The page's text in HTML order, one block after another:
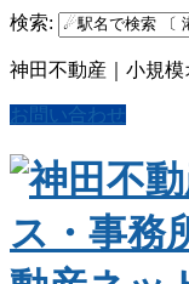
検索:
神田不動産｜小規
お問い合わせ